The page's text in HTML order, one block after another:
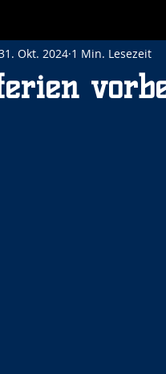
Okt. 2024 1 Min. Lesezeit